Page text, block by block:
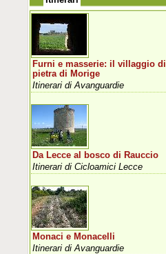
Furni e masserie: il villaggio di
pietra di Morige
Itinerari di Avanguardie
Da Lecce al bosco di Rauccio
Itinerari di Cicloamici Lecce
Monaci e Monacelli
Itinerari di Avanguardie